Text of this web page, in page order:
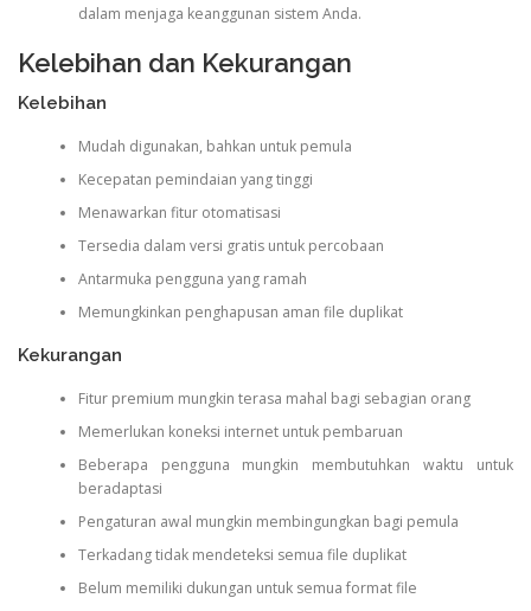
dalam menjaga keanggunan sistem Anda.
Kelebihan dan Kekurangan
Kelebihan
Mudah digunakan, bahkan untuk pemula
Kecepatan pemindaian yang tinggi
Menawarkan fitur otomatisasi
Tersedia dalam versi gratis untuk percobaan
Antarmuka pengguna yang ramah
Memungkinkan penghapusan aman file duplikat
Kekurangan
Fitur premium mungkin terasa mahal bagi sebagian orang
Memerlukan koneksi internet untuk pembaruan
Beberapa pengguna mungkin membutuhkan waktu untuk
beradaptasi
Pengaturan awal mungkin membingungkan bagi pemula
Terkadang tidak mendeteksi semua file duplikat
Belum memiliki dukungan untuk semua format file